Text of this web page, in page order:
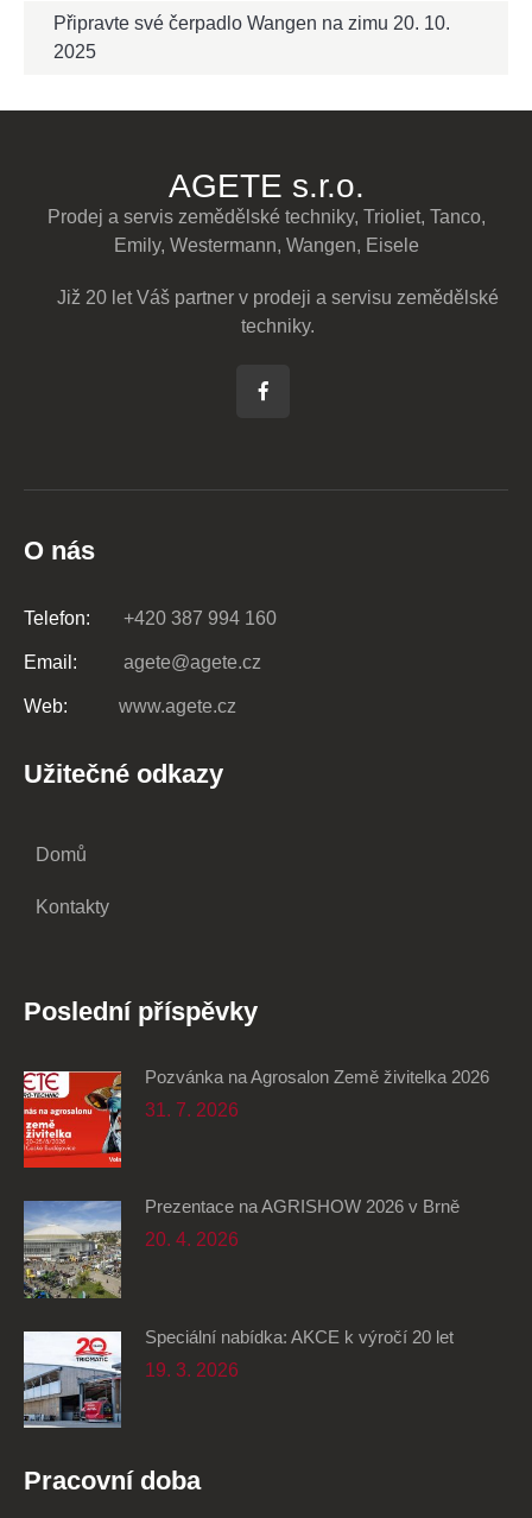
Připravte své čerpadlo Wangen na zimu 20. 10.
2025
AGETE s.r.o.
Prodej a servis zemědělské techniky, Trioliet, Tanco,
Emily, Westermann, Wangen, Eisele
Již 20 let Váš partner v prodeji a servisu zemědělské
techniky.
O nás
Telefon: +420 387 994 160
Email: agete@agete.cz
Web: www.agete.cz
Užitečné odkazy
Domů
Kontakty
Poslední příspěvky
Pozvánka na Agrosalon Země živitelka 2026
31. 7. 2026
Prezentace na AGRISHOW 2026 v Brně
20. 4. 2026
Speciální nabídka: AKCE k výročí 20 let
19. 3. 2026
Pracovní doba